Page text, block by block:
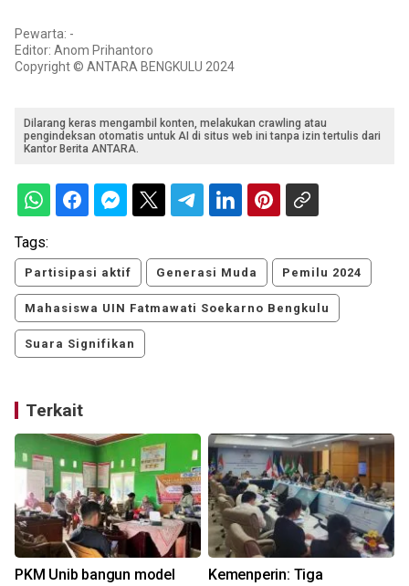
Pewarta: -
Editor: Anom Prihantoro
Copyright © ANTARA BENGKULU 2024
Dilarang keras mengambil konten, melakukan crawling atau
pengindeksan otomatis untuk AI di situs web ini tanpa izin tertulis dari
Kantor Berita ANTARA.
Tags:
Partisipasi aktif Generasi Muda Pemilu 2024
Mahasiswa UIN Fatmawati Soekarno Bengkulu
Suara Signifikan
Terkait
PKM Unib bangun model
Kemenperin: Tiga